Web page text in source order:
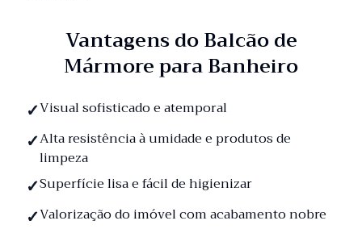
Vantagens do Balcão de
Mármore para Banheiro
Visual sofisticado e atemporal
Alta resistência à umidade e produtos de
limpeza
Superfície lisa e fácil de higienizar
Valorização do imóvel com acabamento nobre